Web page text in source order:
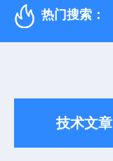
热门搜索：
技术文章